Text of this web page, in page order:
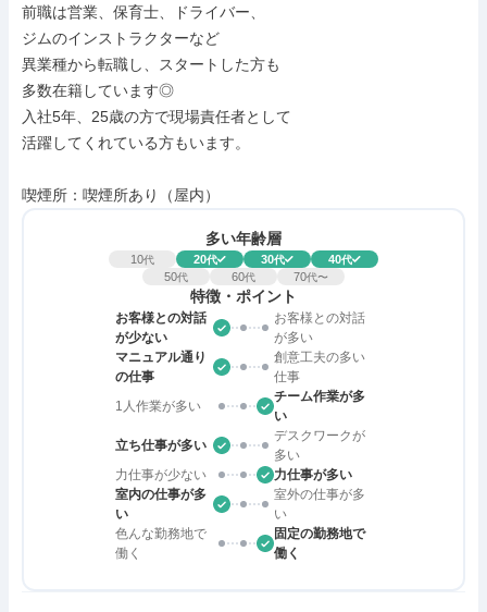
前職は営業、保育士、ドライバー、
ジムのインストラクターなど
異業種から転職し、スタートした方も
多数在籍しています◎
入社5年、25歳の方で現場責任者として
活躍してくれている方もいます。
喫煙所：喫煙所あり（屋内）
多い年齢層
10代 20代 30代 40代
50代 60代 70代〜
特徴・ポイント
お客様との対話
が少ない
お客様との対話
が多い
マニュアル通り
の仕事
創意工夫の多い
仕事
1人作業が多い
チーム作業が多
い
立ち仕事が多い
デスクワークが
多い
力仕事が少ない
力仕事が多い
室内の仕事が多
い
室外の仕事が多
い
色んな勤務地で
働く
固定の勤務地で
働く